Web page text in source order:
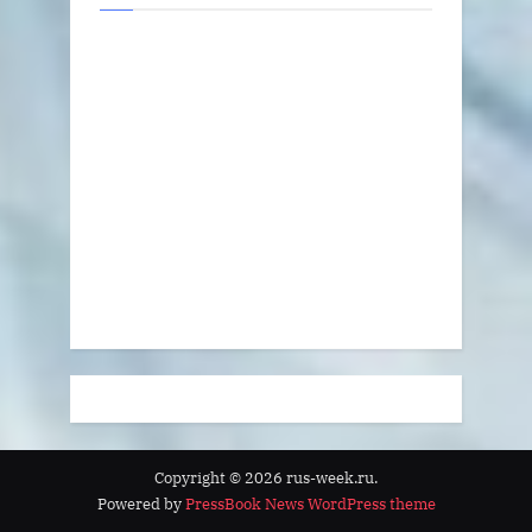
Copyright © 2026 rus-week.ru.
Powered byPressBook News WordPress theme